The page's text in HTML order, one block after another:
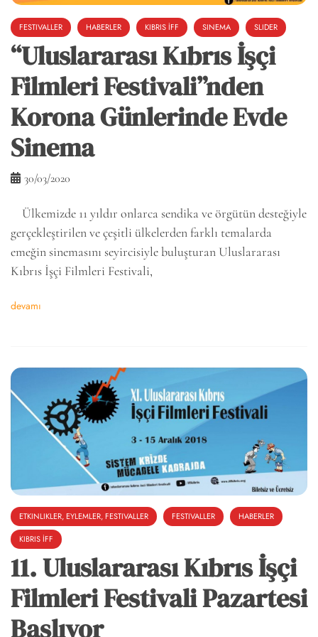
FESTIVALLER HABERLER KIBRIS İFF SINEMA SLIDER
“Uluslararası Kıbrıs İşçi
Filmleri Festivali”nden
Korona Günlerinde Evde
Sinema
30/03/2020
Ülkemizde 11 yıldır onlarca sendika ve örgütün desteğiyle
gerçekleştirilen ve çeşitli ülkelerden farklı temalarda
emeğin sinemasını seyircisiyle buluşturan Uluslararası
Kıbrıs İşçi Filmleri Festivali,
devamı
ETKINLIKLER, EYLEMLER, FESTIVALLER FESTIVALLER
HABERLER
KIBRIS İFF
11. Uluslararası Kıbrıs İşçi
Filmleri Festivali Pazartesi
Başlıyor